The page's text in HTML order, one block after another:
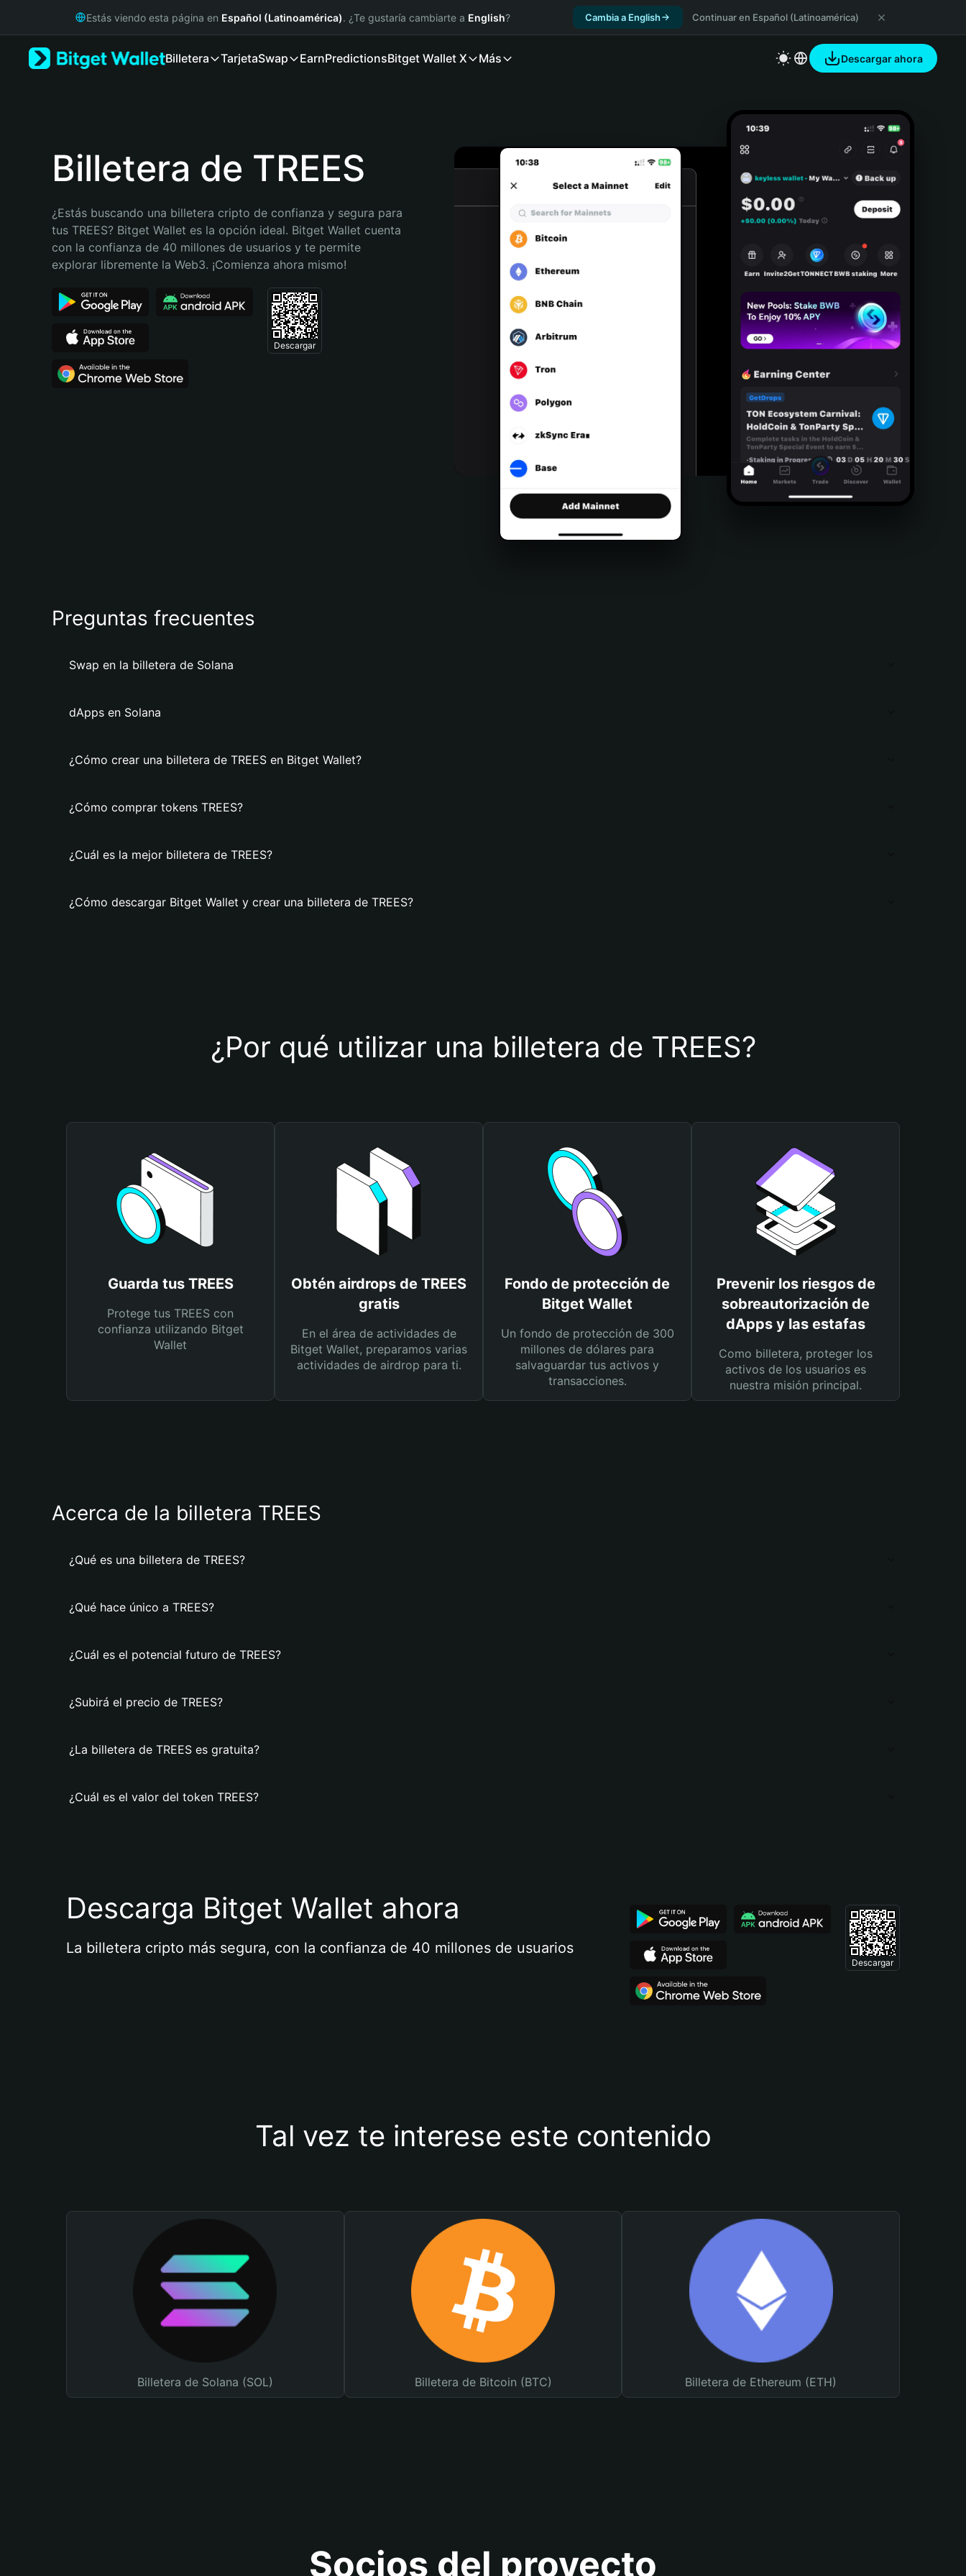
Русский
Bahasa Indonesia
Português (Brasil)
Estás viendo esta página en Español (Latinoamérica). ¿Te gustaría cambiarte a English? Cambia a English Continuar en Español (Latinoamérica)
Billetera TarjetaSwap EarnPredictionsBitget Wallet X Más Descargar ahora
Billetera de TREES
¿Estás buscando una billetera cripto de confianza y segura para
tus TREES? Bitget Wallet es la opción ideal. Bitget Wallet cuenta
con la confianza de 40 millones de usuarios y te permite
explorar libremente la Web3. ¡Comienza ahora mismo!
Descargar
Preguntas frecuentes
Swap en la billetera de Solana
dApps en Solana
¿Cómo crear una billetera de TREES en Bitget Wallet?
¿Cómo comprar tokens TREES?
¿Cuál es la mejor billetera de TREES?
¿Cómo descargar Bitget Wallet y crear una billetera de TREES?
¿Por qué utilizar una billetera de TREES?
Guarda tus TREES
Protege tus TREES con
confianza utilizando Bitget
Wallet
Obtén airdrops de TREES
gratis
En el área de actividades de
Bitget Wallet, preparamos varias
actividades de airdrop para ti.
Fondo de protección de
Bitget Wallet
Un fondo de protección de 300
millones de dólares para
salvaguardar tus activos y
transacciones.
Prevenir los riesgos de
sobreautorización de
dApps y las estafas
Como billetera, proteger los
activos de los usuarios es
nuestra misión principal.
Acerca de la billetera TREES
¿Qué es una billetera de TREES?
¿Qué hace único a TREES?
¿Cuál es el potencial futuro de TREES?
¿Subirá el precio de TREES?
¿La billetera de TREES es gratuita?
¿Cuál es el valor del token TREES?
Descarga Bitget Wallet ahora
La billetera cripto más segura, con la confianza de 40 millones de usuarios
Descargar
Tal vez te interese este contenido
Billetera de Solana (SOL) Billetera de Bitcoin (BTC) Billetera de Ethereum (ETH)
Socios del proyecto